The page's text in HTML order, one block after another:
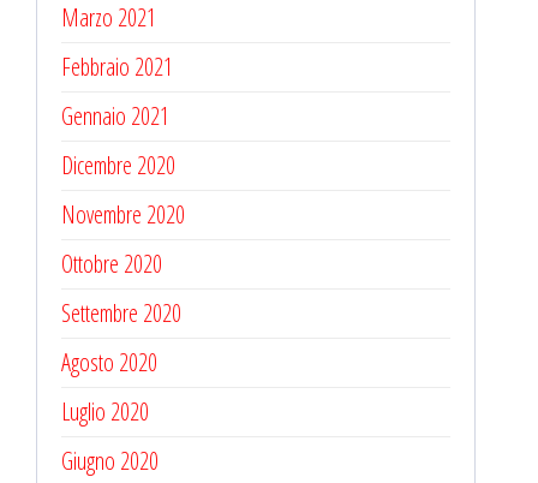
Marzo 2021
Febbraio 2021
Gennaio 2021
Dicembre 2020
Novembre 2020
Ottobre 2020
Settembre 2020
Agosto 2020
Luglio 2020
Giugno 2020